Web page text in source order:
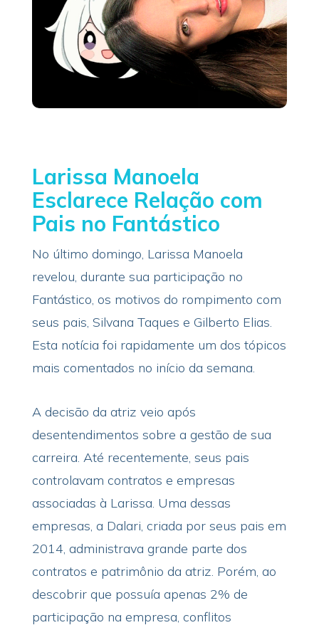
Larissa Manoela
Esclarece Relação com
Pais no Fantástico
No último domingo, Larissa Manoela
revelou, durante sua participação no
Fantástico, os motivos do rompimento com
seus pais, Silvana Taques e Gilberto Elias.
Esta notícia foi rapidamente um dos tópicos
mais comentados no início da semana.
A decisão da atriz veio após
desentendimentos sobre a gestão de sua
carreira. Até recentemente, seus pais
controlavam contratos e empresas
associadas à Larissa. Uma dessas
empresas, a Dalari, criada por seus pais em
2014, administrava grande parte dos
contratos e patrimônio da atriz. Porém, ao
descobrir que possuía apenas 2% de
participação na empresa, conflitos